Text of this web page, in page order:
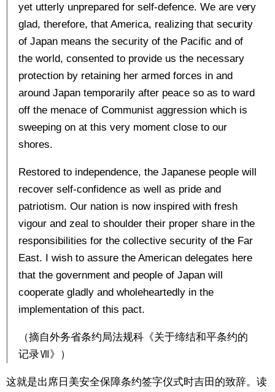
yet utterly unprepared for self-defence. We are very
glad, therefore, that America, realizing that security
of Japan means the security of the Pacific and of
the world, consented to provide us the necessary
protection by retaining her armed forces in and
around Japan temporarily after peace so as to ward
off the menace of Communist aggression which is
sweeping on at this very moment close to our
shores.
Restored to independence, the Japanese people will
recover self-confidence as well as pride and
patriotism. Our nation is now inspired with fresh
vigour and zeal to shoulder their proper share in the
responsibilities for the collective security of the Far
East. I wish to assure the American delegates here
that the government and people of Japan will
cooperate gladly and wholeheartedly in the
implementation of this pact.
（摘自外务省条约局法规科《关于缔结和平条约的
记录Ⅶ》）
这就是出席日美安全保障条约签字仪式时吉田的致辞。读